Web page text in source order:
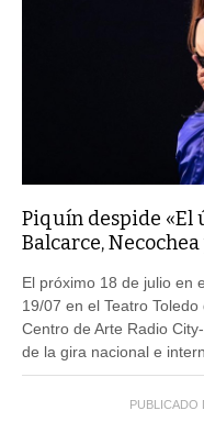
Balcarce,
El próximo 18 de julio en
19/07 en el Teatro
Centro de Arte Radio
de la gira nacional e
PUBLICADO